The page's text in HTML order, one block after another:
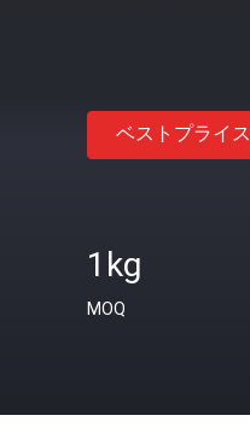
ベストプライス
1kg
MOQ